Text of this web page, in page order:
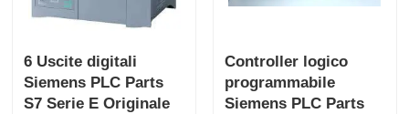
Richiedi un preventivo
Componenti PLC Omron
6 Uscite digitali
Siemens PLC Parts
S7 Serie E Originale
Controller logico
programmabile
Siemens PLC Parts